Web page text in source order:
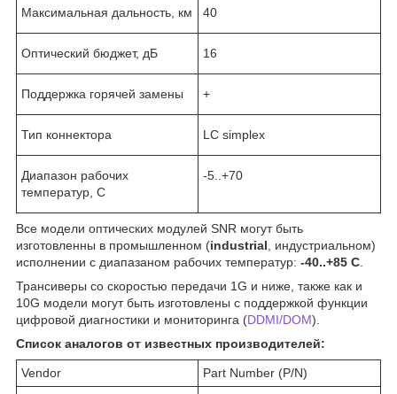
Максимальная дальность, км 40
Оптический бюджет, дБ 16
Поддержка горячей замены +
Тип коннектора LC simplex
Диапазон рабочих
температур, C
-5..+70
Все модели оптических модулей SNR могут быть
изготовленны в промышленном (industrial, индустриальном)
исполнении с диапазаном рабочих температур: -40..+85 С.
Трансиверы со скоростью передачи 1G и ниже, также как и
10G модели могут быть изготовлены с поддержкой функции
цифровой диагностики и мониторинга (DDMI/DOM).
Список аналогов от известных производителей:
Vendor
Part Number (P/N)